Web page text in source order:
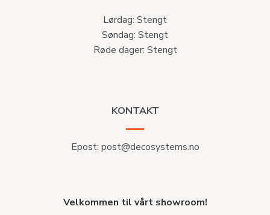
Lørdag: Stengt
Søndag: Stengt
Røde dager: Stengt
KONTAKT
Epost: post@decosystems.no
Velkommen til vårt showroom!